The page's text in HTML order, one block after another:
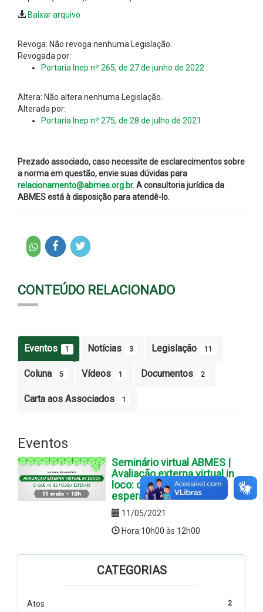
Baixar arquivo
Revoga: Não revoga nenhuma Legislação.
Revogada por:
Portaria Inep nº 265, de 27 de junho de 2022
Altera: Não altera nenhuma Legislação.
Alterada por:
Portaria Inep nº 275, de 28 de julho de 2021
Prezado associado, caso necessite de esclarecimentos sobre
a norma em questão, envie suas dúvidas para
relacionamento@abmes.org.br.A consultoria jurídica da
ABMES está à disposição para atendê-lo.
CONTEÚDO RELACIONADO
Eventos 1 Notícias 3 Legislação 11
Coluna 5 Vídeos 1 Documentos 2
Carta aos Associados 1
Eventos
Seminário virtual ABMES |
Avaliação externa virtual in
loco: o que as IES podem
esperar?
11/05/2021
Hora:10h00 às 12h00
CATEGORIAS
2
Atos